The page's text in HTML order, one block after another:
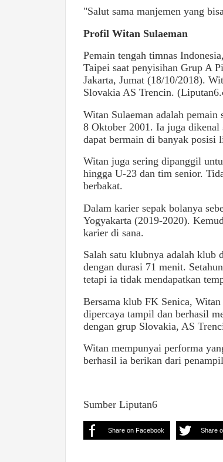
"Salut sama manjemen yang
Profil Witan Sulaeman
Pemain tengah timnas
Taipei saat penyisihan Grup A
Jakarta, Jumat (18/10/2018).
Slovakia AS Trencin.
Witan Sulaeman adalah
8 Oktober 2001. Ia juga dikenal
dapat bermain di banyak posisi
Witan juga sering dipanggil
hingga U-23 dan tim senior.
berbakat.
Dalam karier sepak bolanya
Yogyakarta (2019-2020).
karier di sana.
Salah satu klubnya adalah
dengan durasi 71 menit.
tetapi ia tidak mendapatkan
Bersama klub FK Senica,
dipercaya tampil dan berhasil
dengan grup Slovakia, AS
Witan mempunyai performa
berhasil ia berikan dari
Sumber Liputan6
Share on Facebook Share